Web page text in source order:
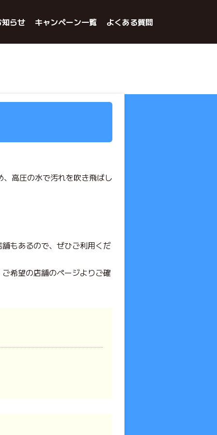
らせ キャンペーン一覧 よくある質問
高圧の水で汚れを吹き飛ばし
もあるので、ぜひご利用くだ
希望の店舗のページよりご確